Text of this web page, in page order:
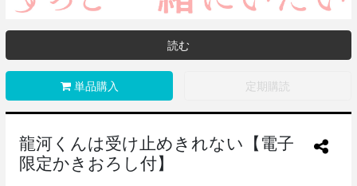
読む
単品購入 定期購読
龍河くんは受け止めきれない【電子
限定かきおろし付】